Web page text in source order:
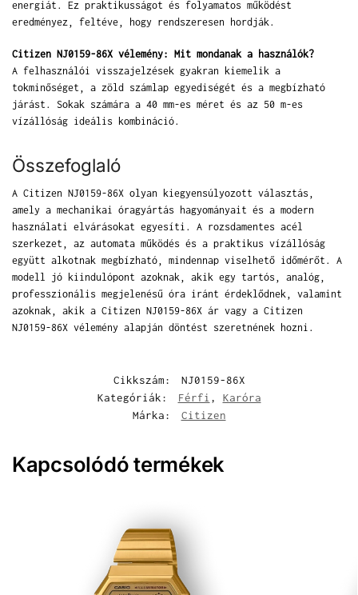
energiát. Ez praktikusságot és folyamatos működést
eredményez, feltéve, hogy rendszeresen hordják.
Citizen NJ0159-86X vélemény: Mit mondanak a használók?
A felhasználói visszajelzések gyakran kiemelik a
tokminőséget, a zöld számlap egyediségét és a megbízható
járást. Sokak számára a 40 mm-es méret és az 50 m-es
vízállóság ideális kombináció.
Összefoglaló
A Citizen NJ0159-86X olyan kiegyensúlyozott választás,
amely a mechanikai óragyártás hagyományait és a modern
használati elvárásokat egyesíti. A rozsdamentes acél
szerkezet, az automata működés és a praktikus vízállóság
együtt alkotnak megbízható, mindennap viselhető időmérőt. A
modell jó kiindulópont azoknak, akik egy tartós, analóg,
professzionális megjelenésű óra iránt érdeklődnek, valamint
azoknak, akik a Citizen NJ0159-86X ár vagy a Citizen
NJ0159-86X vélemény alapján döntést szeretnének hozni.
Cikkszám:
NJ0159-86X
Kategóriák:
Férfi , Karóra
Márka:
Citizen
Kapcsolódó termékek